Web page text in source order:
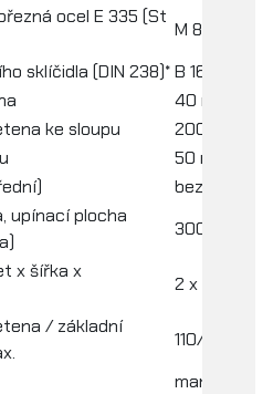
ocel E 335 (St
M 8
sklíčidla (DIN 238)*B 16
40 mm
ke sloupu
200 mm
50 mm
bez
upínací plocha
300 x 240
x šířka x
2 x 12 x 80
/ základní
110/250 mm
manuál